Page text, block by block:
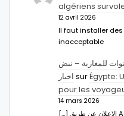
algériens
12 avril 2026
Il faut installer
inacceptable
للمغاربة – نبض
اخبار surÉgypte:
pour les
14 mars 2026
[…] الإعلان عن طريق Ahmed Abdel-Latifسفير مصر بالرباط.